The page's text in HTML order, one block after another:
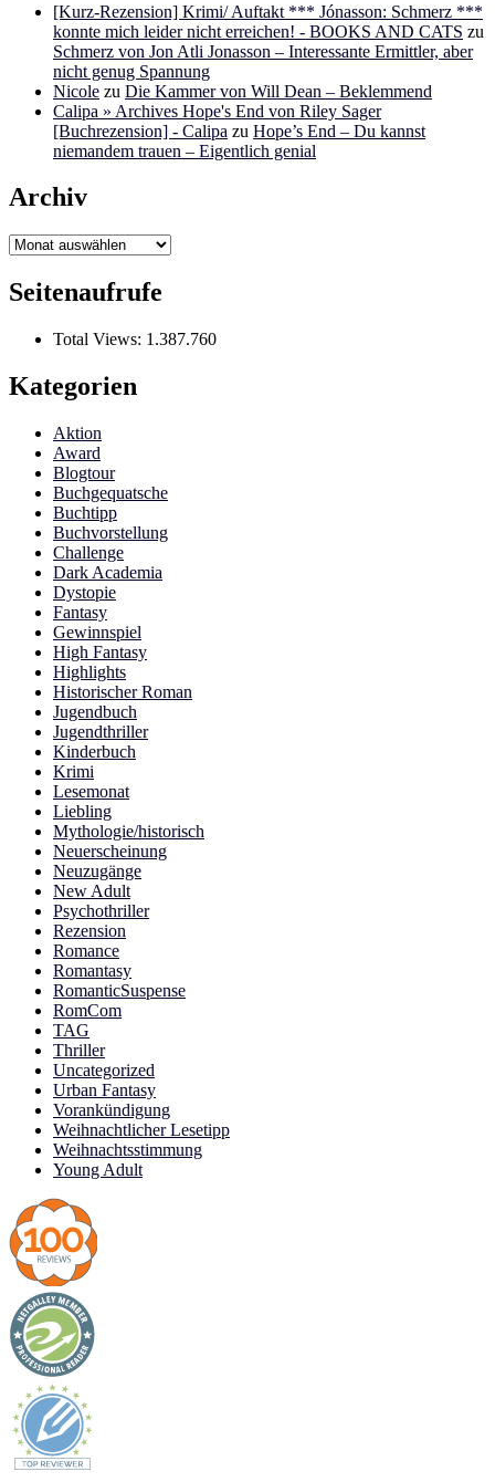
[Kurz-Rezension] Krimi/ Auftakt *** Jónasson: Schmerz ***
konnte mich leider nicht erreichen! - BOOKS AND CATS zu
Schmerz von Jon Atli Jonasson – Interessante Ermittler, aber
nicht genug Spannung
Nicole zu Die Kammer von Will Dean – Beklemmend
Calipa » Archives Hope's End von Riley Sager
[Buchrezension] - Calipa zu Hope’s End – Du kannst
niemandem trauen – Eigentlich genial
Archiv
Archiv
Seitenaufrufe
Total Views: 1.387.760
Kategorien
Aktion
Award
Blogtour
Buchgequatsche
Buchtipp
Buchvorstellung
Challenge
Dark Academia
Dystopie
Fantasy
Gewinnspiel
High Fantasy
Highlights
Historischer Roman
Jugendbuch
Jugendthriller
Kinderbuch
Krimi
Lesemonat
Liebling
Mythologie/historisch
Neuerscheinung
Neuzugänge
New Adult
Psychothriller
Rezension
Romance
Romantasy
RomanticSuspense
RomCom
TAG
Thriller
Uncategorized
Urban Fantasy
Vorankündigung
Weihnachtlicher Lesetipp
Weihnachtsstimmung
Young Adult